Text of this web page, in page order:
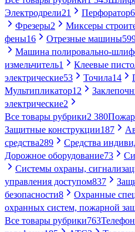
Электродрели21 Перфоратор6
Фрезеры2 Миксеры
фены16 Отрезные машины
Машина полировально-
измельчитель1 Клеевые
электрические53 Точила14
Мультипликатор12
электрические2
Все товары рубрики2 380
Защитные конструкции187
средства289 Средства
Дорожное оборудование73
Системы охраны,
управления доступом837
безопасности8 Охранные
охранных систем, пожарной
Все товары рубрики763